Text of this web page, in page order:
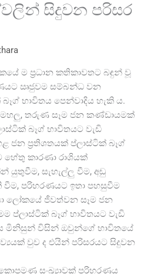
සිදුවන පරිසර
ම ප්‍රධාන කතිකාවතට බඳුන් වූ
ඍජුවම සම්බන්ධ වන
භාවිතය පෙන්වාදිය හැකි ය.
තරුණ සෑම ජන කණ්ඩායමක්
බෑග් භාවිතයට වැඩි
ජන ප්‍රතිශතයක් ප්ලාස්ටික් බෑග්
හේතු කාරණා රාශියක්
යුතුවීම, සැහැල්ලු වීම, අඩු
වීම, පරිහරණයට ඉතා පහසුවීම
ලෝකයේ ජීවත්වන සෑම ජන
ප්ලාස්ටික් බෑග් භාවිතයට වැඩි
මිනිසුන් විසින් ඔවුන්ගේ භාවිතයේ
වුව ද එයින් පරිසරයට සිදුවන
සංඛ්‍යාවක් පරිහරණය